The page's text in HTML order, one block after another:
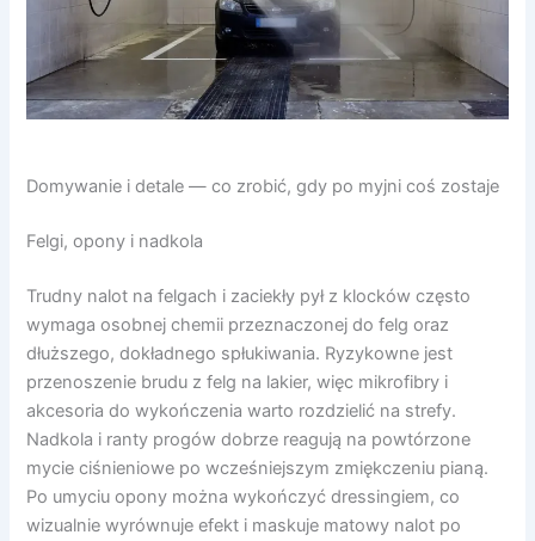
Domywanie i detale — co zrobić, gdy po myjni coś zostaje
Felgi, opony i nadkola
Trudny nalot na felgach i zaciekły pył z klocków często
wymaga osobnej chemii przeznaczonej do felg oraz
dłuższego, dokładnego spłukiwania. Ryzykowne jest
przenoszenie brudu z felg na lakier, więc mikrofibry i
akcesoria do wykończenia warto rozdzielić na strefy.
Nadkola i ranty progów dobrze reagują na powtórzone
mycie ciśnieniowe po wcześniejszym zmiękczeniu pianą.
Po umyciu opony można wykończyć dressingiem, co
wizualnie wyrównuje efekt i maskuje matowy nalot po